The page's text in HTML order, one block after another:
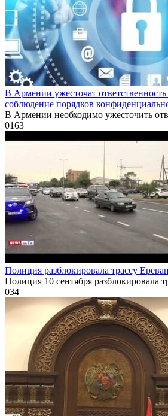
В Армении ужесточат
соблюдение порядков
В Армении необходимо ужесточить
0163
Полиция разблокировала трассу
Полиция 10 сентября разблокировала
034